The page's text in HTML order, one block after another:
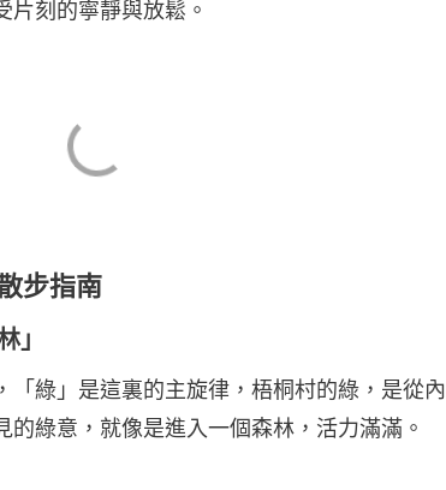
片刻的寧靜與放鬆。
步指南
」
「綠」是這裏的主旋律，梧桐村的綠，是從內
的綠意，就像是進入一個森林，活力滿滿。